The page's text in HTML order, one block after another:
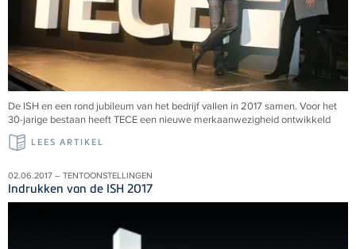
De ISH en een rond jubileum van het bedrijf vallen in 2017 samen. Voor het
30-jarige bestaan heeft TECE een nieuwe merkaanwezigheid ontwikkeld
LEES ARTIKEL
02.06.2017 – TENTOONSTELLINGEN
Indrukken van de ISH 2017